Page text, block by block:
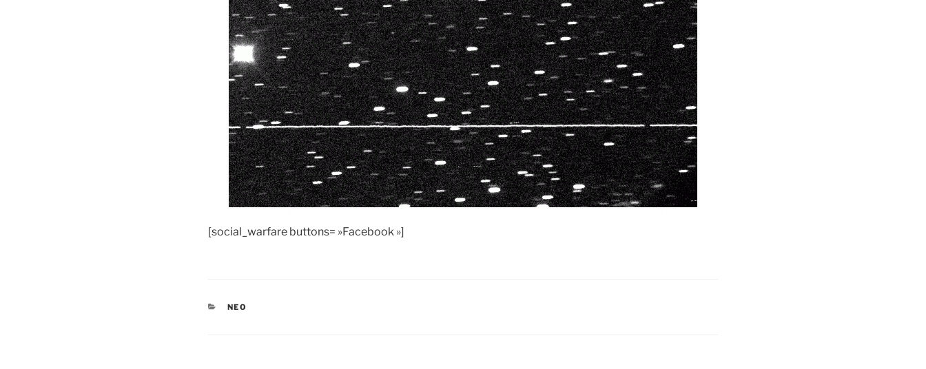
[social_warfare buttons= »Facebook »]
CATÉGORIES
NEO